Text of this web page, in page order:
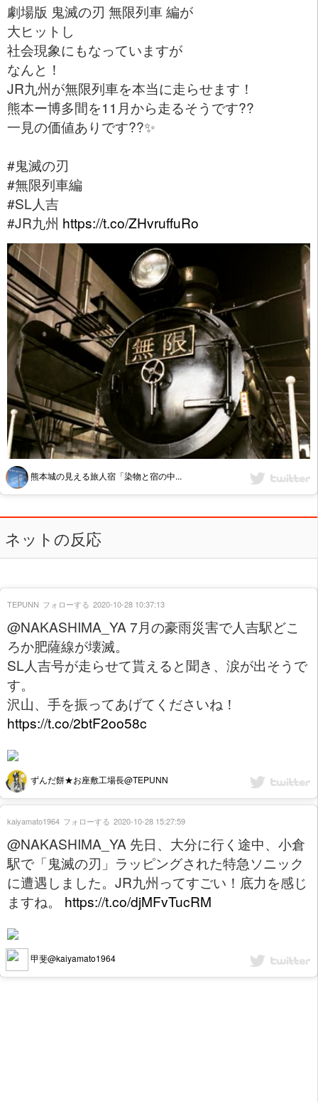
劇場版 鬼滅の刃 無限列車 編が
大ヒットし
社会現象にもなっていますが
なんと！
JR九州が無限列車を本当に走らせます！
熊本ー博多間を11月から走るそうです??
一見の価値ありです??✨
#鬼滅の刃
#無限列車編
#SL人吉
#JR九州 https://t.co/ZHvruffuRo
熊本城の見える旅人宿「染物と宿の中...
ネットの反応
@NAKASHIMA_YA 7月の豪雨災害で人吉駅どこ
ろか肥薩線が壊滅。
SL人吉号が走らせて貰えると聞き、涙が出そうで
す。
沢山、手を振ってあげてくださいね！
https://t.co/2btF2oo58c
ずんだ餅★お座敷工場長@TEPUNN
TEPUNN フォローする 2020-10-28 10:37:13
@NAKASHIMA_YA 先日、大分に行く途中、小倉
駅で「鬼滅の刃」ラッピングされた特急ソニック
に遭遇しました。JR九州ってすごい！底力を感じ
ますね。 https://t.co/djMFvTucRM
甲斐@kaiyamato1964
kaiyamato1964 フォローする 2020-10-28 15:27:59